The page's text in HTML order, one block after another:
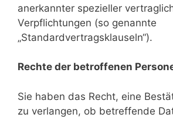
anerkannter spezieller
Verpflichtungen (so genannte
„Standardvertragsklauseln“).
Rechte der betroffenen
Sie haben das Recht, eine
zu verlangen, ob betreffende